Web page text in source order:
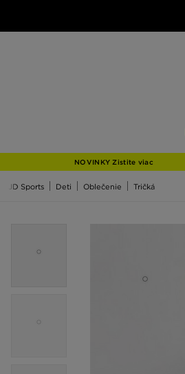
NOVINKY Zistite viac
JD Sports Deti Oblečenie Tričká